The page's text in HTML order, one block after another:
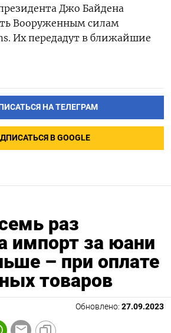
Джо Байдена
Вооруженным силам
Их передадут в ближайшие
НА ТЕЛЕГРАМ
В GOOGLE
раз
импорт за юани
– при оплате
товаров
Обновлено: 27.09.2023